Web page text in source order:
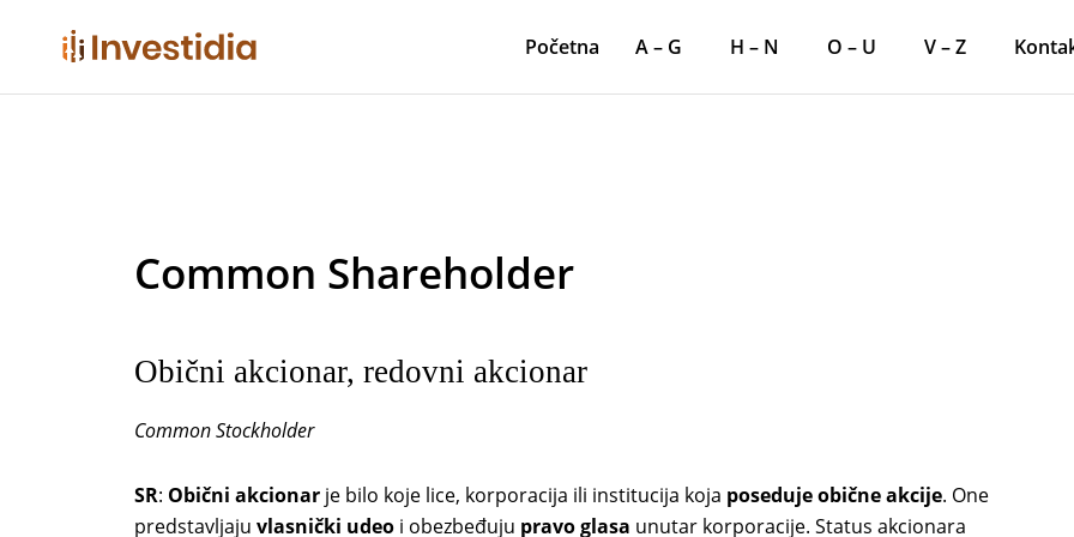
Početna A – G H – N O – U V – Z
Common Shareholder
Obični akcionar, redovni akcionar
Common Stockholder
SR: Obični akcionar je bilo koje lice, korporacija ili institucija koja posedujeobične akcije. One
predstavljaju vlasnički udeo i obezbeđuju pravo glasa unutar korporacije. Status akcionara